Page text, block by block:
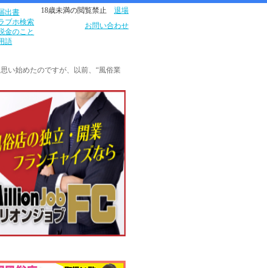
出書
ブホ検索
金のこと
語
18歳未満の閲覧禁止 退場
お問い合わせ
い始めたのですが、以前、“風俗業